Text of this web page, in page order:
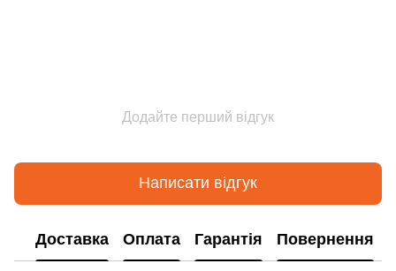
Додайте перший відгук
Написати відгук
Доставка Оплата Гарантія Повернення